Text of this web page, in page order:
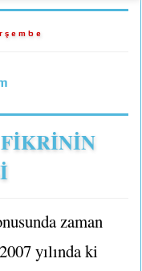
zaman
yılında ki